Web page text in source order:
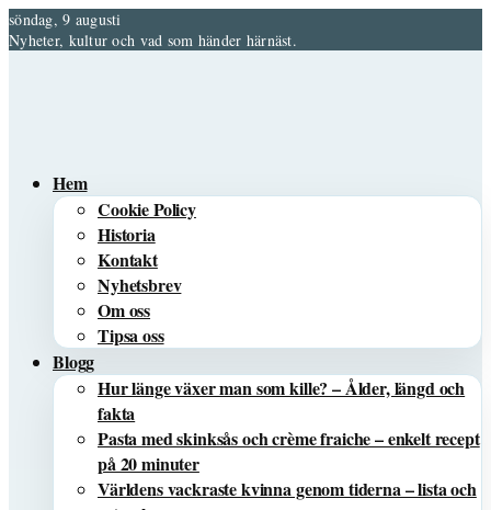
söndag, 9 augusti
Nyheter, kultur och vad som händer härnäst.
Hem
Cookie Policy
Historia
Kontakt
Nyhetsbrev
Om oss
Tipsa oss
Blogg
Hur länge växer man som kille? – Ålder, längd och
fakta
Pasta med skinksås och crème fraiche – enkelt recept
på 20 minuter
Världens vackraste kvinna genom tiderna – lista och